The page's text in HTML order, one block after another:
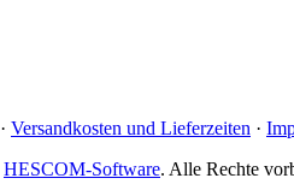
· Versandkosten und Lieferzeiten ·
HESCOM-Software. Alle Rechte